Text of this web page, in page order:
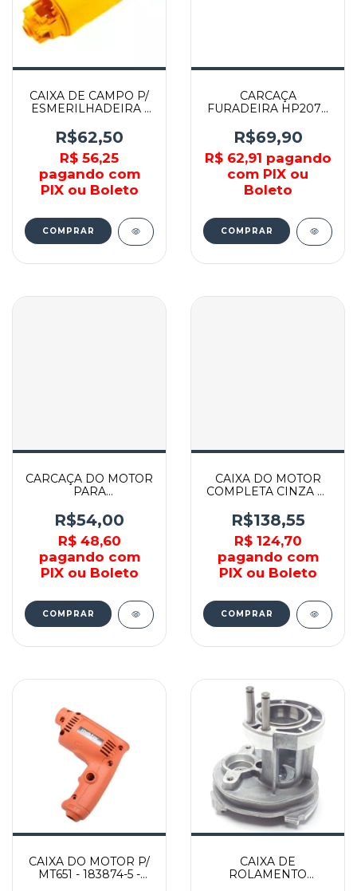
CAIXA DE CAMPO P/
ESMERILHADEIRA -
R$62,50
R$ 56,25
pagando com
PIX ou Boleto
CARCAÇA
FURADEIRA HP2070
MAKITA
R$69,90
R$ 62,91 pagando
com PIX ou
Boleto
CARCAÇA DO MOTOR
PARA
BOSCH -
F000600044 -
BOSCH
R$54,00
R$ 48,60
pagando com
PIX ou Boleto
COMPRAR
CAIXA DO MOTOR
COMPLETA CINZA P/
MAKITA
R$138,55
R$ 124,70
pagando com
PIX ou Boleto
CAIXA DO MOTOR P/
MT651 - 183874-5 -
CAIXA DE
ROLAMENTO